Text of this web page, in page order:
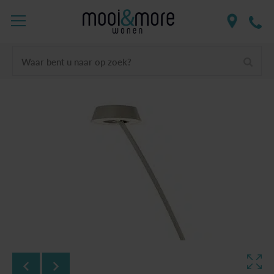
Waar bent u naar op zoek?